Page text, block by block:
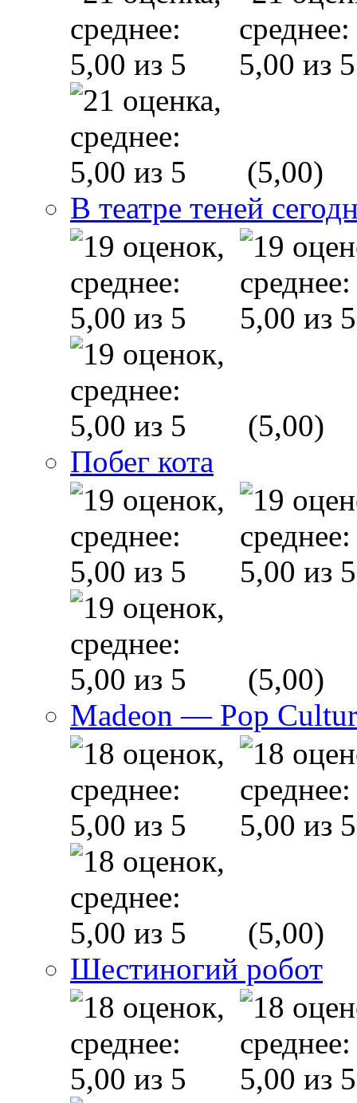
(5,00)
В театре теней
(5,00)
Побег кота
(5,00)
Madeon — Pop
(5,00)
Шестиногий робот